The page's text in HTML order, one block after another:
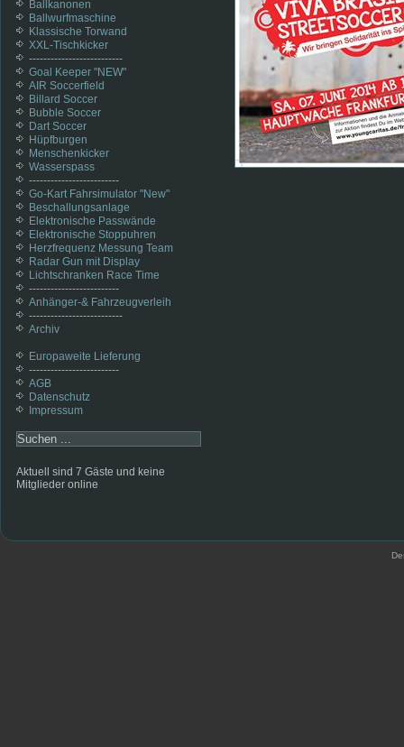
Ballkanonen
Ballwurfmaschine
Klassische Torwand
XXL-Tischkicker
--------------------------
Goal Keeper "NEW"
AIR Soccerfield
Billard Soccer
Bubble Soccer
Dart Soccer
Hüpfburgen
Menschenkicker
Wasserspass
-------------------------
Go-Kart Fahrsimulator "New"
Beschallungsanlage
Elektronische Passwände
Elektronische Stoppuhren
Herzfrequenz Messung Team
Radar Gun mit Display
Lichtschranken Race Time
-------------------------
Anhänger-& Fahrzeugverleih
--------------------------
Archiv
Europaweite Lieferung
-------------------------
AGB
Datenschutz
Impressum
Aktuell sind 7 Gäste und keine
Mitglieder online